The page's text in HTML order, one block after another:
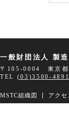
一般財団法人 製
〒105-0004 東京都
TEL (03)3500-4891
MSTC組織図 アクセ